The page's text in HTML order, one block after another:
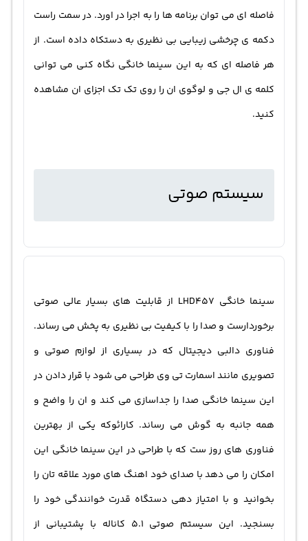
فاصله ای می توان برنامه ها را به اجرا در اورد. در سمت راست
دکمه ی چرخشی زیبایی بی نظیری به دستکاه داده است. از
هر فاصله ای که به این سینما خانگی نگاه کنی می توانی
کلمه ی ال جی و لوگوی ان را روی تک تک اجزای ان مشاهده
کنید.
سیستم صوتی
سینما خانگی LHD457 از قابلیت های بسیار عالی صوتی
برخوردارست و صدا را با کیفیت بی نظیری به پخش می رساند.
فناوری دالبی دیجیتال که در بسیاری از لوازم صوتی و
تصویری مانند اسمارت تی وی طراحی می شود با قرار دادن در
این سینما خانگی صدا را جداسازی می کند و ان را واضح و
همه جانبه به گوش می رساند. کارائوکه یکی از بهترین
فناوری های روز ست که با طراحی در این سینما خانگی این
امکان را می دهد با صدای خود اهنگ های مورد علاقه تان را
بخوانید و با امتیاز دهی دستگاه قدرت خوانندگی خود را
بسنجید. این سیستم صوتی
5.1 کاناله با پشتیبانی از